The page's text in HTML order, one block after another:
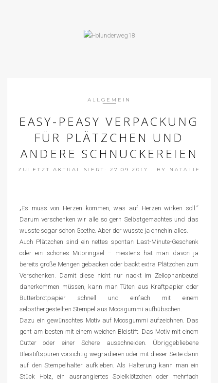
ALLGEMEIN
EASY-PEASY VERPACKUNG
FÜR PLÄTZCHEN UND
ANDERE SCHNUCKEREIEN
ZULETZT AKTUALISIERT: 27.09.2017 · BY NATALIE
„Es muss von Herzen kommen, was auf Herzen wirken soll.“
Darum verschenken wir alle so gern Selbstgemachtes und das
wusste sogar schon Goethe. Aber der wusste ja ohnehin alles.
Auch Plätzchen sind ein nettes spontan Last-Minute-Geschenk
oder ein schönes Mitbringsel – meistens hat man davon ja
bereits große Mengen gebacken oder backt extra Plätzchen zum
Verschenken. Damit diese nicht nur nackt im Zellophanbeutel
daherkommen müssen, kann man Tüten aus Kraftpapier oder
Butterbrotpapier schnell und einfach mit einem
selbsthergestellten Stempel aus Moosgummi aufhübschen.
Dazu ein gewünschtes Motiv auf Moosgummi aufzeichnen. Das
geht am besten mit einem weichen Bleistift. Das Motiv mit einem
Cutter oder einer Schere ausschneiden. Übriggebliebene
Bleistiftspuren vorsichtig wegradieren oder mit dieser Seite dann
auf den Stempelhalter aufkleben. Als Halterung kann man ein
Stück Holz, ein ausrangiertes Spielklötzchen oder mehrfach